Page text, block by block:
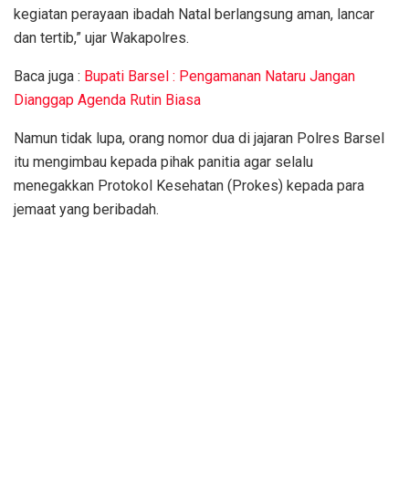
kegiatan perayaan ibadah Natal berlangsung aman, lancar
dan tertib,” ujar Wakapolres.
Baca juga : Bupati Barsel : Pengamanan Nataru Jangan
Dianggap Agenda Rutin Biasa
Namun tidak lupa, orang nomor dua di jajaran Polres Barsel
itu mengimbau kepada pihak panitia agar selalu
menegakkan Protokol Kesehatan (Prokes) kepada para
jemaat yang beribadah.